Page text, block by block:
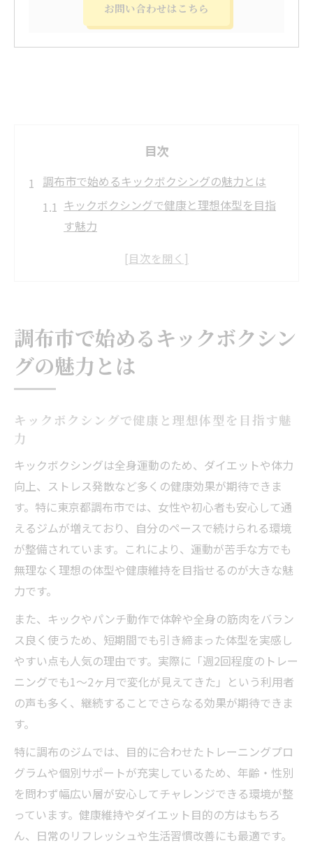
お問い合わせはこちら
目次
調布市で始めるキックボクシングの魅力とは
キックボクシングで健康と理想体型を目指
す魅力
調布で人気のキックボクシングの始め方と
キックボクシングでストレス発散の効果実
感
ダイエットを目指すならキックボクシングがお
キックボクシングはダイエットに効果的な
理由
調布で選ぶダイエット向きキックボクシン
グ方法
キックボクシングとジムの消費カロリー比
度目安
女性にも人気のキックボクシングダイエッ
女性や初心者に人気の調布キックボクシング体
ント
初心者が選ぶ調布キックボクシングの通い
方
手ぶらOKで始めやすいキックボクシング体
調布市で始めるキックボクシン
グの魅力とは
キックボクシングで健康と理想体型を目指す魅
力
キックボクシングは全身運動のため、ダイエットや体力
向上、ストレス発散など多くの健康効果が期待できま
す。特に東京都調布市では、女性や初心者も安心して通
えるジムが増えており、自分のペースで続けられる環境
が整備されています。これにより、運動が苦手な方でも
無理なく理想の体型や健康維持を目指せるのが大きな魅
力です。
また、キックやパンチ動作で体幹や全身の筋肉をバラン
ス良く使うため、短期間でも引き締まった体型を実感し
やすい点も人気の理由です。実際に「週2回程度のトレー
ニングでも1～2ヶ月で変化が見えてきた」という利用者
の声も多く、継続することでさらなる効果が期待できま
す。
特に調布のジムでは、目的に合わせたトレーニングプロ
グラムや個別サポートが充実しているため、年齢・性別
を問わず幅広い層が安心してチャレンジできる環境が整
っています。健康維持やダイエット目的の方はもちろ
ん、日常のリフレッシュや生活習慣改善にも最適です。